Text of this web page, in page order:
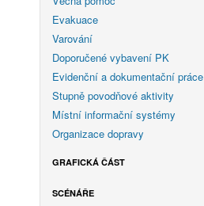
Evakuace
Varování
Doporučené vybavení PK
Evidenční a dokumentační práce
Stupně povodňové aktivity
Místní informační systémy
Organizace dopravy
GRAFICKÁ ČÁST
SCÉNÁŘE